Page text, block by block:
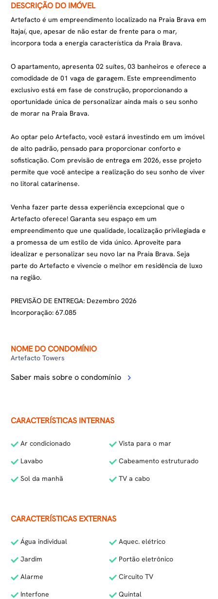
DESCRIÇÃO DO IMÓVEL
Artefacto é um empreendimento localizado na Praia Brava em
Itajaí, que, apesar de não estar de frente para o mar,
incorpora toda a energia característica da Praia Brava.
O apartamento, apresenta 02 suítes, 03 banheiros e oferece a
comodidade de 01 vaga de garagem. Este empreendimento
exclusivo está em fase de construção, proporcionando a
oportunidade única de personalizar ainda mais o seu sonho
de morar na Praia Brava.
Ao optar pelo Artefacto, você estará investindo em um imóvel
de alto padrão, pensado para proporcionar conforto e
sofisticação. Com previsão de entrega em 2026, esse projeto
permite que você antecipe a realização do seu sonho de viver
no litoral catarinense.
Venha fazer parte dessa experiência excepcional que o
Artefacto oferece! Garanta seu espaço em um
empreendimento que une qualidade, localização privilegiada e
a promessa de um estilo de vida único. Aproveite para
idealizar e personalizar seu novo lar na Praia Brava. Seja
parte do Artefacto e vivencie o melhor em residência de luxo
na região.
PREVISÃO DE ENTREGA: Dezembro 2026
Incorporação: 67.085
NOME DO CONDOMÍNIO
Artefacto Towers
Saber mais sobre o condomínio
CARACTERÍSTICAS INTERNAS
Ar condicionado
Vista para o mar
Lavabo
Cabeamento estruturado
Sol da manhã
TV a cabo
CARACTERÍSTICAS EXTERNAS
Água individual
Aquec. elétrico
Jardim
Portão eletrônico
Alarme
Circuito TV
Interfone
Quintal